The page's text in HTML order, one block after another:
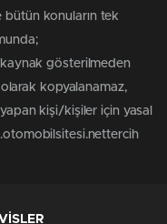
konuların tek
gösterilmeden
olarak kopyalanamaz,
kişi/kişiler için yasal